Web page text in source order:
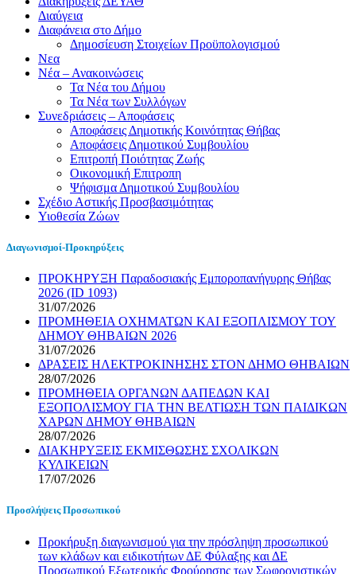
Διαύγεια
Διαφάνεια στο Δήμο
Δημοσίευση Στοιχείων Προϋπολογισμού
Νεα
Νέα – Ανακοινώσεις
Τα Νέα του Δήμου
Τα Νέα των Συλλόγων
Συνεδριάσεις – Αποφάσεις
Αποφάσεις Δημοτικής Κοινότητας Θήβας
Αποφάσεις Δημοτικού Συμβουλίου
Επιτροπή Ποιότητας Ζωής
Οικονομική Επιτροπη
Ψήφισμα Δημοτικού Συμβουλίου
Σχέδιο Αστικής Προσβασιμότητας
Υιοθεσία Ζώων
Διαγωνισμοί-Προκηρύξεις
ΠΡΟΚΗΡΥΞΗ Παραδοσιακής Εμποροπανήγυρης Θήβας
2026 (ID 1093)
31/07/2026
ΠΡΟΜΗΘΕΙΑ ΟΧΗΜΑΤΩΝ ΚΑΙ ΕΞΟΠΛΙΣΜΟΥ ΤΟΥ
ΔΗΜΟΥ ΘΗΒΑΙΩΝ 2026
31/07/2026
ΔΡΑΣΕΙΣ ΗΛΕΚΤΡΟΚΙΝΗΣΗΣ ΣΤΟΝ ΔΗΜΟ ΘΗΒΑΙΩΝ
28/07/2026
ΠΡΟΜΗΘΕΙΑ ΟΡΓΑΝΩΝ ΔΑΠΕΔΩΝ ΚΑΙ
ΕΞΟΠΟΛΙΣΜΟΥ ΓΙΑ ΤΗΝ ΒΕΛΤΙΩΣΗ ΤΩΝ ΠΑΙΔΙΚΩΝ
ΧΑΡΩΝ ΔΗΜΟΥ ΘΗΒΑΙΩΝ
28/07/2026
ΔΙΑΚΗΡΥΞΕΙΣ ΕΚΜΙΣΘΩΣΗΣ ΣΧΟΛΙΚΩΝ
ΚΥΛΙΚΕΙΩΝ
17/07/2026
Προσλήψεις Προσωπικού
Προκήρυξη διαγωνισμού για την πρόσληψη προσωπικού
των κλάδων και ειδικοτήτων ΔΕ Φύλαξης και ΔΕ
Προσωπικού Εξωτερικής Φρούρησης των Σωφρονιστικών